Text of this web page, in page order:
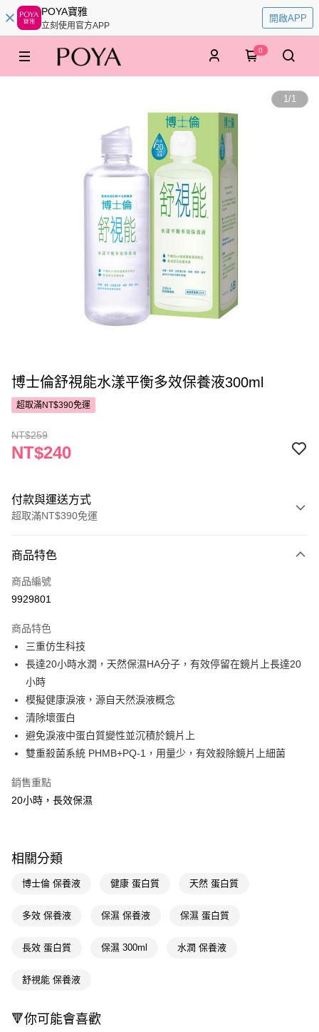
POYA寶雅
立刻使用官方APP
開啟APP
0
1/1
博士倫舒視能水漾平衡多效保養液300ml
超取滿NT$390免運
NT$259
NT$240
付款與運送方式
超取滿NT$390免運
POYA支付
信用卡一次付款
LINE Pay
Apple Pay
街口支付
悠遊付
Google Pay
【關於「AFTEE先享後付」】
２．便利：只要手機號碼，簡訊認證，即可結帳。
１．於結帳方式選擇「AFTEE先享後付」後，將跳轉至「AFTEE先享後付」
３．收到繳費通知簡訊後14天內，點擊此簡訊中的連結，可透過四大超商／
※ 請注意：結帳手續完成當下不需立刻繳費，但若您需要取消訂單，請聯絡
※ 交易是否成功請以「AFTEE先享後付 」之結帳頁面顯示為準，若有關於
是否繳費成功／繳費後需取消欲退款等相關疑問，請聯繫「AFTEE先享後付
運送方式
全家取貨付款
付款後全家取貨
每筆NT$65，滿NT$390(含以上)免運費
每筆NT$65，滿NT$490(含以上)免運費
付款後萊爾富取貨
商品特色
商品編號
9929801
商品特色
三重仿生科技
長達20小時水潤，天然保濕HA分子，有效停留在鏡片上長達20
小時
模擬健康淚液，源自天然淚液概念
清除壞蛋白
避免淚液中蛋白質變性並沉積於鏡片上
雙重殺菌系統 PHMB+PQ-1，用量少，有效殺除鏡片上細菌
銷售重點
20小時，長效保濕
相關分類
博士倫 保養液 健康 蛋白質 天然 蛋白質
多效 保養液 保濕 保養液 保濕 蛋白質
長效 蛋白質 保濕 300ml 水潤 保養液
舒視能 保養液
🔻你可能會喜歡